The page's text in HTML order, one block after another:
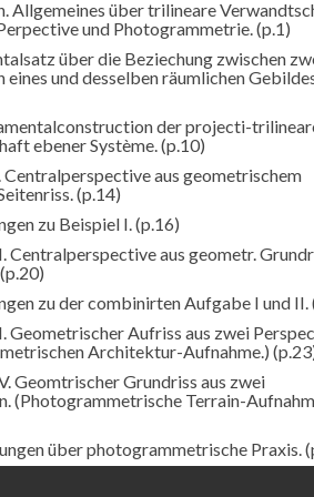
Allgemeines über trilineare
und Photogrammetrie. (p.1)
über die Beziechung zwischen
eines und desselben räumlichen
der projecti-
ebener Système. (p.10)
Centralperspective aus geometrischem
(p.14)
zu Beispiel I. (p.16)
Centralperspective aus geometr.
(p.20)
zu der combinirten Aufgabe I und II.
Geometrischer Aufriss aus zwei
Architektur-Aufnahme.)
Geomtrischer Grundriss aus zwei
(Photogrammetrische Terrain-
über photogrammetrische Praxis.